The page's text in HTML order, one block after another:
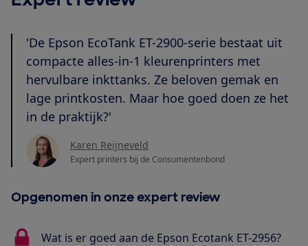
'De Epson EcoTank ET-2900-serie bestaat uit
compacte alles-in-1 kleurenprinters met
hervulbare inkttanks. Ze beloven gemak en
lage printkosten. Maar hoe goed doen ze het
in de praktijk?'
Karen Reijneveld
Expert printers bij de Consumentenbond
Opgenomen in onze expert review
Wat is er goed aan de Epson Ecotank ET-2956?